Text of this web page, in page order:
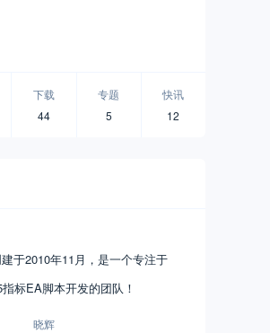
下载
44
专题
5
快讯
12
于2010年11月，是一个专注于
标EA脚本开发的团队！
晓辉